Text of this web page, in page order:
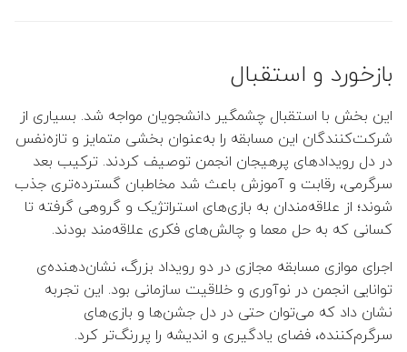
بازخورد و استقبال
این بخش با استقبال چشمگیر دانشجویان مواجه شد. بسیاری از
شرکت‌کنندگان این مسابقه را به‌عنوان بخشی متمایز و تازه‌نفس
در دل رویدادهای پرهیجان انجمن توصیف کردند. ترکیب بعد
سرگرمی، رقابت و آموزش باعث شد مخاطبان گسترده‌تری جذب
شوند؛ از علاقه‌مندان به بازی‌های استراتژیک و گروهی گرفته تا
کسانی که به حل معما و چالش‌های فکری علاقه‌مند بودند.
اجرای موازی مسابقه مجازی در دو رویداد بزرگ، نشان‌دهنده‌ی
توانایی انجمن در نوآوری و خلاقیت سازمانی بود. این تجربه
نشان داد که می‌توان حتی در دل جشن‌ها و بازی‌های
سرگرم‌کننده، فضای یادگیری و اندیشه را پررنگ‌تر کرد.